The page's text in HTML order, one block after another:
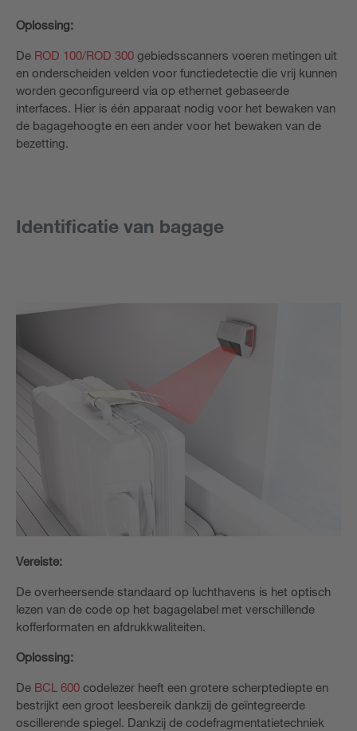
Oplossing:
De ROD 100/ROD 300 gebiedsscanners voeren metingen uit
en onderscheiden velden voor functiedetectie die vrij kunnen
worden geconfigureerd via op ethernet gebaseerde
interfaces. Hier is één apparaat nodig voor het bewaken van
de bagagehoogte en een ander voor het bewaken van de
bezetting.
Identificatie van bagage
Vereiste:
De overheersende standaard op luchthavens is het optisch
lezen van de code op het bagagelabel met verschillende
kofferformaten en afdrukkwaliteiten.
Oplossing:
De BCL 600 codelezer heeft een grotere scherptediepte en
bestrijkt een groot leesbereik dankzij de geïntegreerde
oscillerende spiegel. Dankzij de codefragmentatietechniek